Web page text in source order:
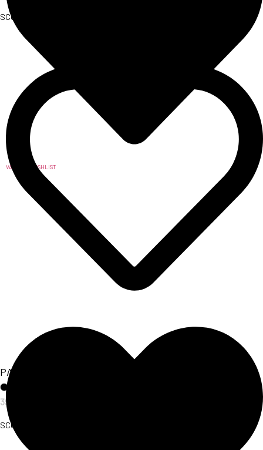
VAI ALLA WISHLIST
SCOPRI L'ARTICOLO
PANTALONE BANDAGE
39,00
SCOPRI L'ARTICOLO